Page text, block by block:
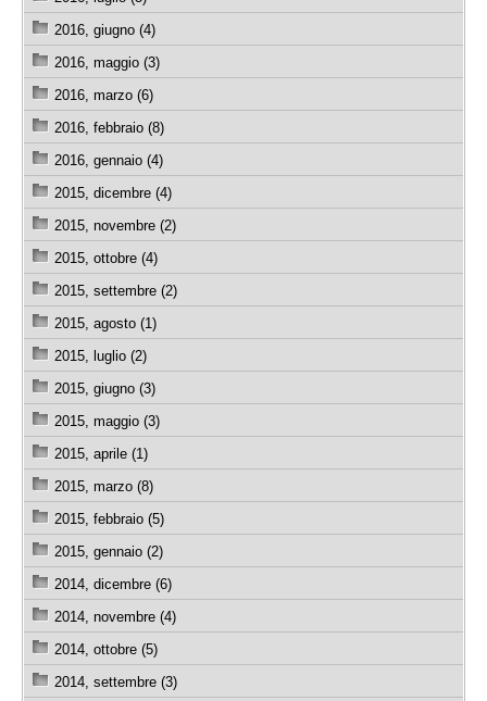
2016, giugno (4)
2016, maggio (3)
2016, marzo (6)
2016, febbraio (8)
2016, gennaio (4)
2015, dicembre (4)
2015, novembre (2)
2015, ottobre (4)
2015, settembre (2)
2015, agosto (1)
2015, luglio (2)
2015, giugno (3)
2015, maggio (3)
2015, aprile (1)
2015, marzo (8)
2015, febbraio (5)
2015, gennaio (2)
2014, dicembre (6)
2014, novembre (4)
2014, ottobre (5)
2014, settembre (3)